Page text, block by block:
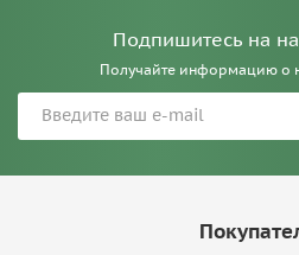
Подпишитесь на
Получайте информацию о